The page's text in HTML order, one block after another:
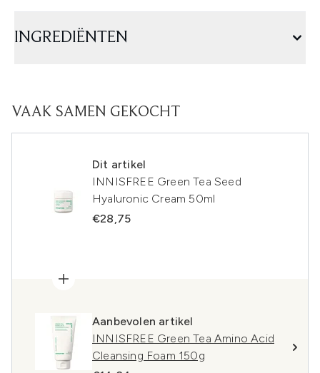
INGREDIËNTEN
VAAK SAMEN GEKOCHT
Dit artikel
INNISFREE Green Tea Seed
Hyaluronic Cream 50ml
€28,75
Aanbevolen artikel
INNISFREE Green Tea Amino Acid
Cleansing Foam 150g